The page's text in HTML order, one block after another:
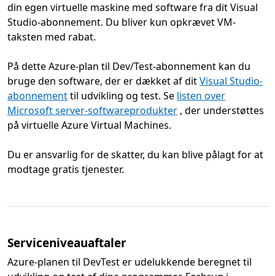
din egen virtuelle maskine med software fra dit Visual
Studio-abonnement. Du bliver kun opkrævet VM-
taksten med rabat.
På dette Azure-plan til Dev/Test-abonnement kan du
bruge den software, der er dækket af ditVisual Studio-
abonnementtil udvikling og test. Se listen over
Microsoft server-softwareprodukter , der understøttes
på virtuelle Azure Virtual Machines.
Du er ansvarlig for de skatter, du kan blive pålagt for at
modtage gratis tjenester.
Serviceniveauaftaler
Azure-planen til DevTest er udelukkende beregnet til